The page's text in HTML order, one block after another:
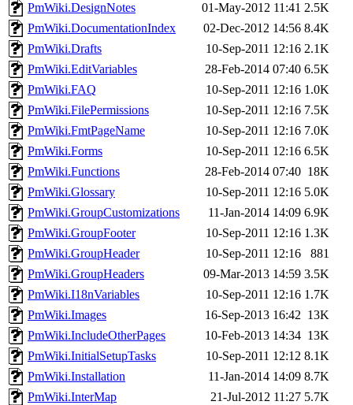
PmWiki.DesignNotes
01-May-2012 11:41 2.5K
PmWiki.DocumentationIndex
02-Dec-2012 14:56 8.4K
PmWiki.Drafts
10-Sep-2011 12:16 2.1K
PmWiki.EditVariables
28-Feb-2014 07:40 6.5K
PmWiki.FAQ
10-Sep-2011 12:16 1.0K
PmWiki.FilePermissions
10-Sep-2011 12:16 7.5K
PmWiki.FmtPageName
10-Sep-2011 12:16 7.0K
PmWiki.Forms
10-Sep-2011 12:16 6.5K
PmWiki.Functions
28-Feb-2014 07:40 18K
PmWiki.Glossary
10-Sep-2011 12:16 5.0K
PmWiki.GroupCustomizations
11-Jan-2014 14:09 6.9K
PmWiki.GroupFooter
10-Sep-2011 12:16 1.3K
PmWiki.GroupHeader
10-Sep-2011 12:16
881
PmWiki.GroupHeaders
09-Mar-2013 14:59 3.5K
PmWiki.I18nVariables
10-Sep-2011 12:16 1.7K
PmWiki.Images
16-Sep-2013 16:42 13K
PmWiki.IncludeOtherPages
10-Feb-2013 14:34 13K
PmWiki.InitialSetupTasks
10-Sep-2011 12:12 8.1K
PmWiki.Installation
11-Jan-2014 14:09 8.7K
PmWiki.InterMap
21-Jul-2012 11:27 5.7K